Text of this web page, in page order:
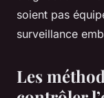
soient pas
surveillance
Les